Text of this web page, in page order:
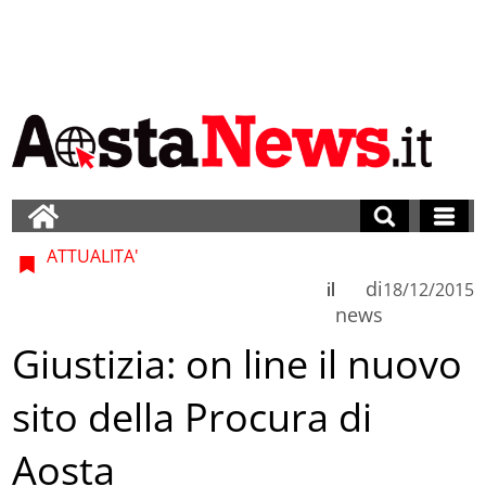
ATTUALITA'
di
news
il 18/12/2015
Giustizia: on line il nuovo
sito della Procura di
Aosta